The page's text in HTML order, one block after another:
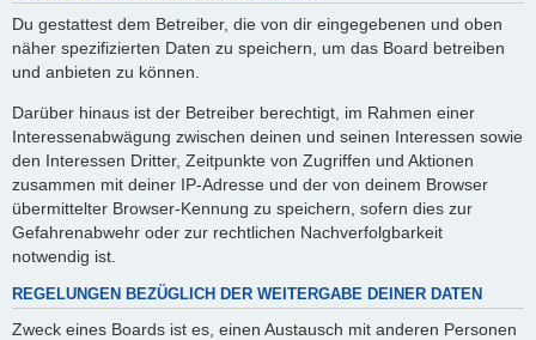
Du gestattest dem Betreiber, die von dir eingegebenen und oben
näher spezifizierten Daten zu speichern, um das Board betreiben
und anbieten zu können.
Darüber hinaus ist der Betreiber berechtigt, im Rahmen einer
Interessenabwägung zwischen deinen und seinen Interessen sowie
den Interessen Dritter, Zeitpunkte von Zugriffen und Aktionen
zusammen mit deiner IP-Adresse und der von deinem Browser
übermittelter Browser-Kennung zu speichern, sofern dies zur
Gefahrenabwehr oder zur rechtlichen Nachverfolgbarkeit
notwendig ist.
REGELUNGEN BEZÜGLICH DER WEITERGABE DEINER DATEN
Zweck eines Boards ist es, einen Austausch mit anderen Personen